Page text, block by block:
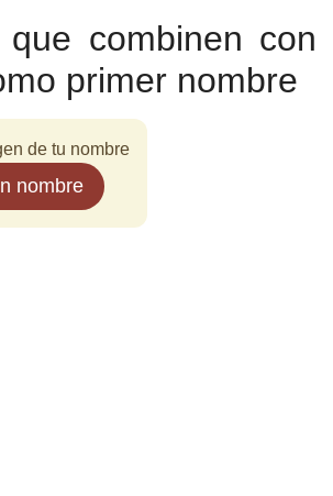
que combinen con
primer nombre
de tu nombre
nombre